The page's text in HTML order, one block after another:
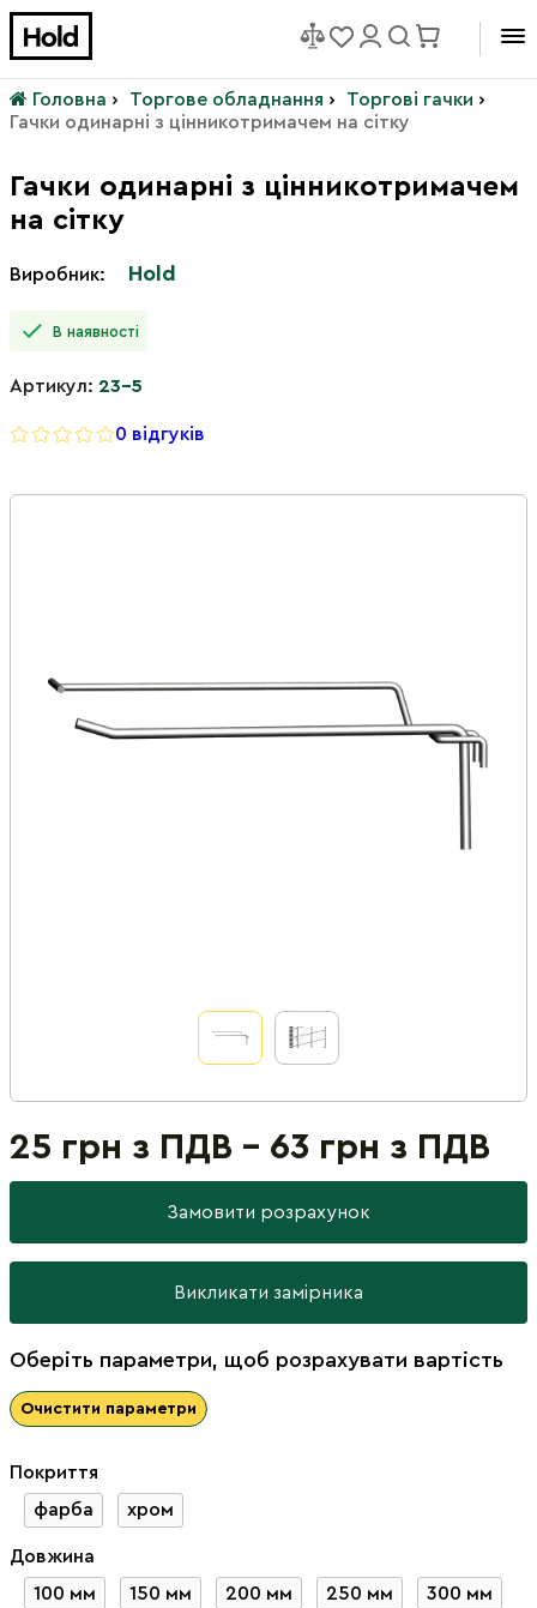
Головна › Торгове обладнання › Торгові гачки ›
Гачки одинарні з цінникотримачем на сітку
Гачки одинарні з цінникотримачем
на сітку
Виробник: Hold
В наявності
Артикул: 23-5
0 відгуків
25 грн з ПДВ - 63 грн з ПДВ
Замовити розрахунок
Викликати замірника
Оберіть параметри, щоб розрахувати вартість
Очистити параметри
Покриття
фарба
хром
Довжина
100 мм
150 мм 200 мм 250 мм
300 мм